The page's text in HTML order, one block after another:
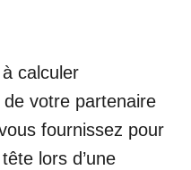
calculer
votre partenaire
fournissez pour
lors d’une